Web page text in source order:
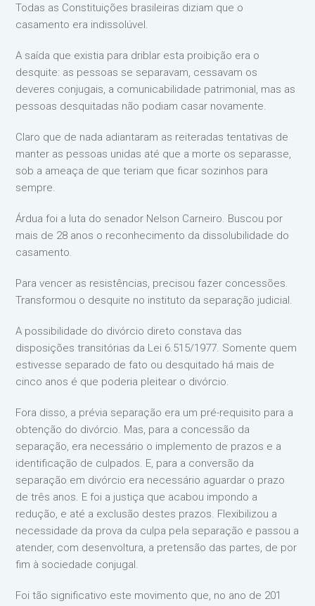
Todas as Constituições brasileiras diziam que o
casamento era indissolúvel.
A saída que existia para driblar esta proibição era o
desquite: as pessoas se separavam, cessavam os
deveres conjugais, a comunicabilidade patrimonial, mas as
pessoas desquitadas não podiam casar novamente.
Claro que de nada adiantaram as reiteradas tentativas de
manter as pessoas unidas até que a morte os separasse,
sob a ameaça de que teriam que ficar sozinhos para
sempre.
Árdua foi a luta do senador Nelson Carneiro. Buscou por
mais de 28 anos o reconhecimento da dissolubilidade do
casamento.
Para vencer as resistências, precisou fazer concessões.
Transformou o desquite no instituto da separação judicial.
A possibilidade do divórcio direto constava das
disposições transitórias da Lei 6.515/1977. Somente quem
estivesse separado de fato ou desquitado há mais de
cinco anos é que poderia pleitear o divórcio.
Fora disso, a prévia separação era um pré-requisito para a
obtenção do divórcio. Mas, para a concessão da
separação, era necessário o implemento de prazos e a
identificação de culpados. E, para a conversão da
separação em divórcio era necessário aguardar o prazo
de três anos. E foi a justiça que acabou impondo a
redução, e até a exclusão destes prazos. Flexibilizou a
necessidade da prova da culpa pela separação e passou a
atender, com desenvoltura, a pretensão das partes, de por
fim à sociedade conjugal.
Foi tão significativo este movimento que, no ano de 201